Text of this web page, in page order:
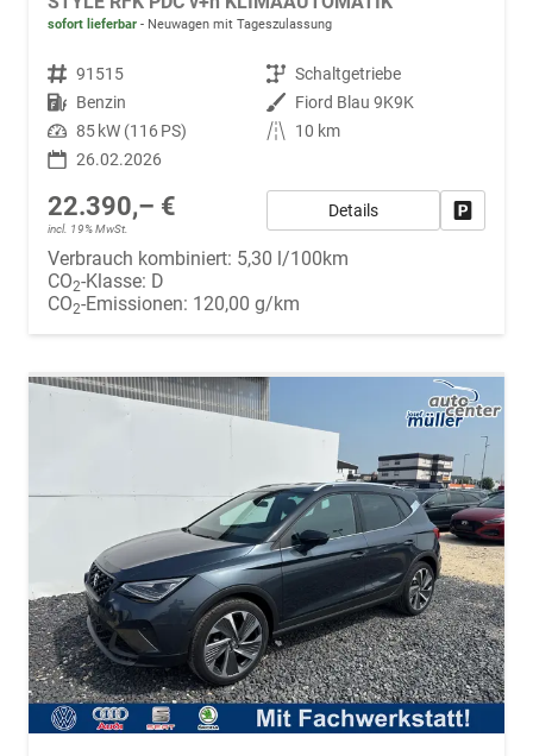
sofort lieferbar Neuwagen mit Tageszulassung
Fahrzeugnr. 91515 Getriebe Schaltgetriebe
Kraftstoff Benzin Außenfarbe Fiord Blau 9K9K
Leistung 85 kW (116 PS) Kilometerstand
10 km
26.02.2026
22.390,– €
incl. 19% MwSt.
Details
Verbrauch kombiniert: 5,30 l/100km
CO2-Klasse: D
CO2-Emissionen: 120,00 g/km